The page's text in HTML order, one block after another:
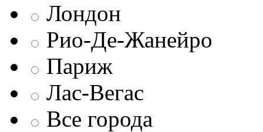
Лондон
Рио-Де-Жанейро
Париж
Лас-Вегас
Все города